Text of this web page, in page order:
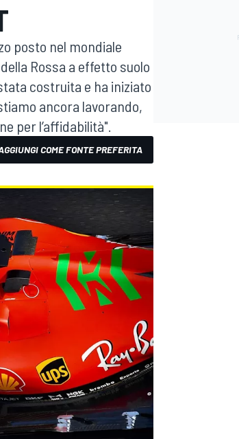
posto nel mondiale
Rossa a effetto suolo
costruita e ha iniziato
ancora lavorando,
per l’affidabilità".
COME FONTE PREFERITA